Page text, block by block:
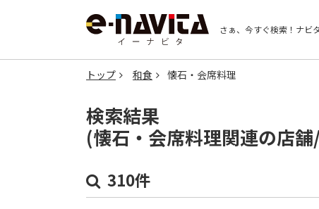
さぁ、今すぐ検索！ ナビ
トップ 和食 懐石・会席料理
検索結果
(懐石・会席料理関連の店舗/
310件